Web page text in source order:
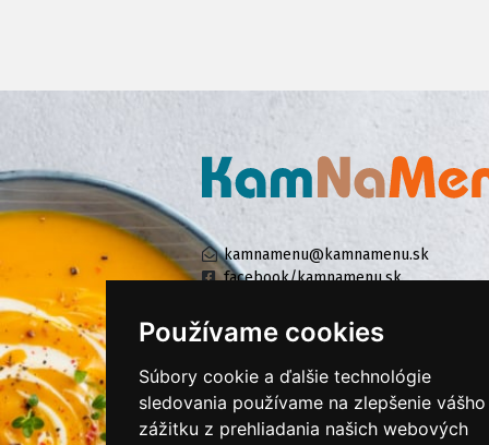
Používame cookies
Súbory cookie a ďalšie technológie
sledovania používame na zlepšenie vášho
zážitku z prehliadania našich webových
kamnamenu@kamnamenu.sk
facebook/kamnamenu.sk
KONTAKTUJTE NÁS